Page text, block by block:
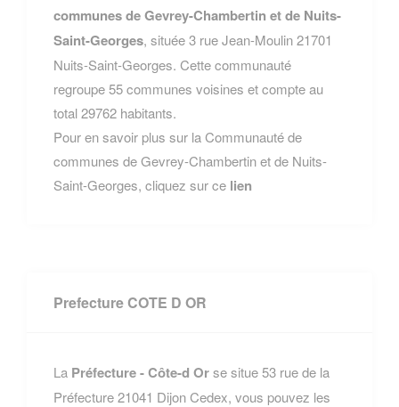
communes de Gevrey-Chambertin et de Nuits-
Saint-Georges, située 3 rue Jean-Moulin 21701
Nuits-Saint-Georges. Cette communauté
regroupe 55 communes voisines et compte au
total 29762 habitants.
Pour en savoir plus sur la Communauté de
communes de Gevrey-Chambertin et de Nuits-
Saint-Georges, cliquez sur ce lien
Prefecture COTE D OR
La Préfecture - Côte-d Orse situe 53 rue de la
Préfecture 21041 Dijon Cedex, vous pouvez les